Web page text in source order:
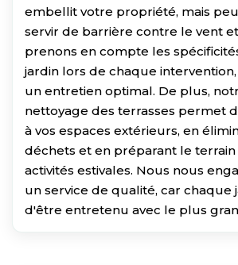
embellit votre propriété, mais
servir de barrière contre le vent
prenons en compte les
jardin lors de chaque
un entretien optimal. De plus,
nettoyage des terrasses permet
à vos espaces extérieurs, en
déchets et en préparant le
activités estivales. Nous nous
un service de qualité, car chaque
d'être entretenu avec le plus